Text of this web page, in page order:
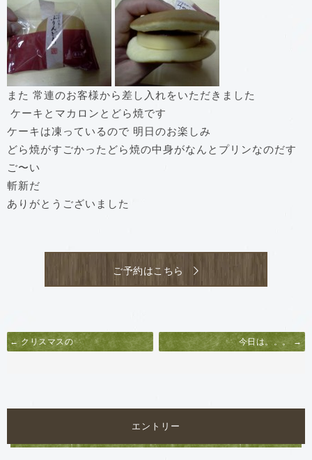
また 常連のお客様から差し入れをいただきました
ケーキとマカロンとどら焼です
ケーキは凍っているので 明日のお楽しみ
どら焼がすごかった どら焼の中身がなんとプリンなのだす
ご〜い
斬新だ
ありがとうございました
ご予約はこちら
← クリスマスの 今日は。。。 →
エントリー